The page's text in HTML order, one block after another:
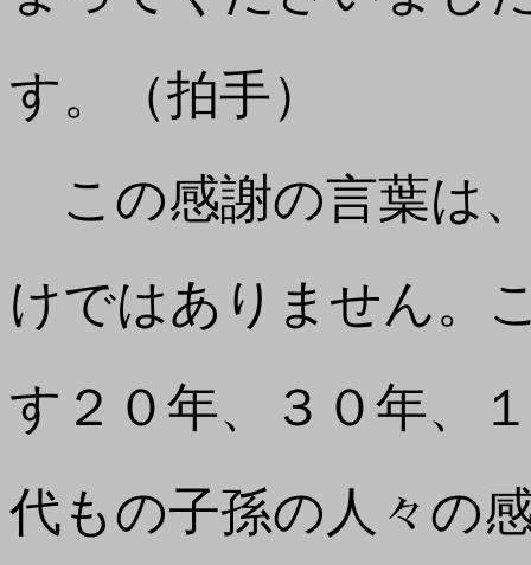
す。（拍手）
この感謝の言葉は
けではありません。
す２０年、３０年、
代もの子孫の人々の